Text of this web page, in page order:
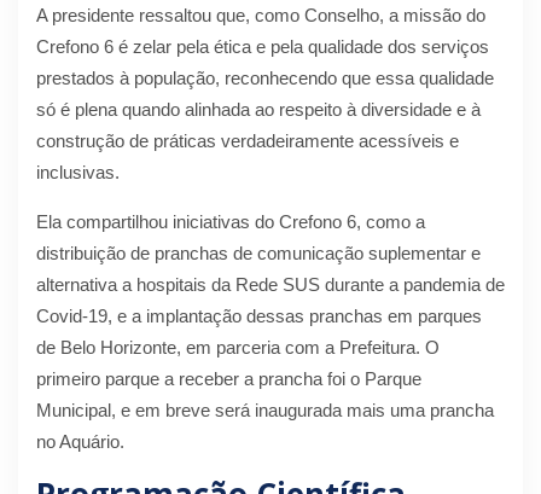
A presidente ressaltou que, como Conselho, a missão do
Crefono 6 é zelar pela ética e pela qualidade dos serviços
prestados à população, reconhecendo que essa qualidade
só é plena quando alinhada ao respeito à diversidade e à
construção de práticas verdadeiramente acessíveis e
inclusivas.
Ela compartilhou iniciativas do Crefono 6, como a
distribuição de pranchas de comunicação suplementar e
alternativa a hospitais da Rede SUS durante a pandemia de
Covid-19, e a implantação dessas pranchas em parques
de Belo Horizonte, em parceria com a Prefeitura. O
primeiro parque a receber a prancha foi o Parque
Municipal, e em breve será inaugurada mais uma prancha
no Aquário.